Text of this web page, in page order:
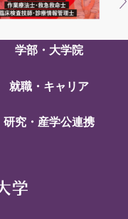
学部・大学院
就職・キャリア
研究・産学公連携